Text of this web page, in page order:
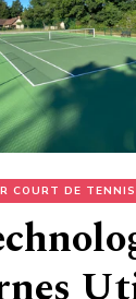
COURT DE